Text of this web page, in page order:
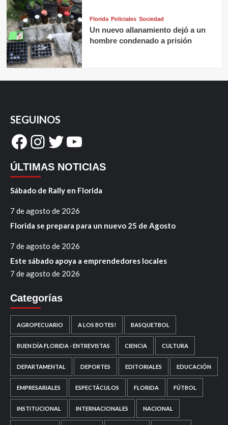
Florida Policiales Sociedad
Un nuevo allanamiento dejó a un
hombre condenado a prisión
SEGUINOS
Facebook
Instagram
Twitter
YouTube
ÚLTIMAS NOTICIAS
Sábado de Rally en Florida
7 de agosto de 2026
Florida se prepara para un nuevo 25 de Agosto
7 de agosto de 2026
Este sábado apoya a emprendedores locales
7 de agosto de 2026
Categorías
AGROPECUARIO A LOS BOTES! BASQUETBOL
BUEN DÍA FLORIDA - ENTREVISTAS CIENCIA CULTURA
DEPARTAMENTAL DEPORTES EDITORIALES EDUCACIÓN
EMPRESARIALES ESPECTÁCULOS FLORIDA FÚTBOL
INSTITUCIONAL INTERNACIONALES NACIONAL